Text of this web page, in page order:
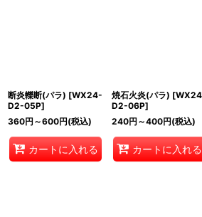
断炎轢断(パラ) [WX24-
D2-05P]
360円 ～600円(税込)
カートに入れる
焼石火炎(パラ) [
D2-06P]
240円 ～400円(税込)
カートに入れる